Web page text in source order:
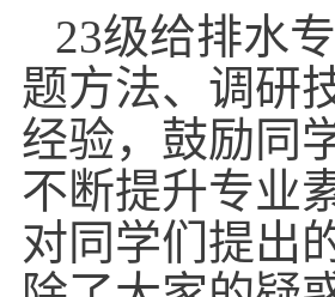
23级给排水
题方法、调研
经验，鼓励同
不断提升专业
对同学们提出